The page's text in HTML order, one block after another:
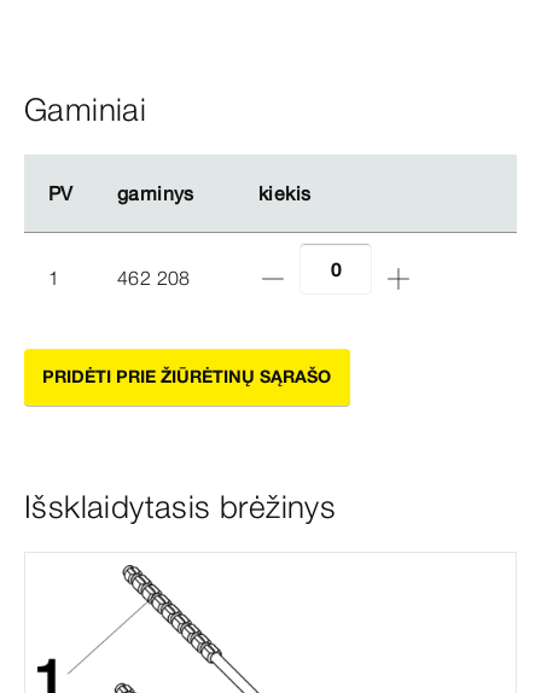
Gaminiai
PV gaminys kiekis
PV gaminys kiekis
1 462 208
PRIDĖTI PRIE ŽIŪRĖTINŲ SĄRAŠO
Išsklaidytasis brėžinys